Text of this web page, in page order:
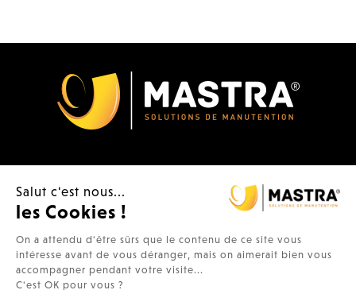
Plus d'infos
Contacts 
Salut c'est nous...
les Cookies !
On a attendu d'être sûrs que le contenu de ce site vous
intéresse avant de vous déranger, mais on aimerait bien vous
accompagner pendant votre visite...
C'est OK pour vous ?